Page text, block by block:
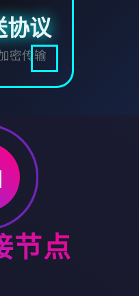
协议
密传输
节点